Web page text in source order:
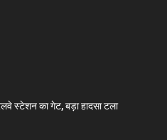
स्टेशन का गेट, बड़ा हादसा टला